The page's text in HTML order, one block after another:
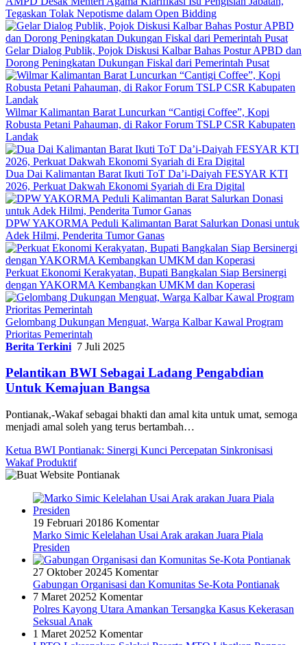
Tegaskan Tolak Nepotisme dalam Open Bidding
Gelar Dialog Publik, Pojok Diskusi Kalbar Bahas Postur APBD dan
Dorong Peningkatan Dukungan Fiskal dari Pemerintah Pusat
Wilmar Kalimantan Barat Luncurkan “Cantigi Coffee”, Kopi
Robusta Petani Pahauman, di Rakor Forum TSLP CSR Kabupaten
Landak
Dua Dai Kalimantan Barat Ikuti ToT Da’i-Daiyah FESYAR KTI
2026, Perkuat Dakwah Ekonomi Syariah di Era Digital
DPW YAKORMA Peduli Kalimantan Barat Salurkan Donasi untuk
Adek Hilmi, Penderita Tumor Ganas
Perkuat Ekonomi Kerakyatan, Bupati Bangkalan Siap Bersinergi
dengan YAKORMA Kembangkan UMKM dan Koperasi
Gelombang Dukungan Menguat, Warga Kalbar Kawal Program
Prioritas Pemerintah
Berita Terkini 7 Juli 2025
Pelantikan BWI Sebagai Ladang Pengabdian
Untuk Kemajuan Bangsa
Pontianak,-Wakaf sebagai bhakti dan amal kita untuk umat, semoga
menjadi amal soleh yang terus bertambah…
Ketua BWI Pontianak: Sinergi Kunci Percepatan Sinkronisasi
Wakaf Produktif
19 Februari 20186 Komentar
Marko Simic Kelelahan Usai Arak arakan Juara Piala
Presiden
27 Oktober 20245 Komentar
Gabungan Organisasi dan Komunitas Se-Kota Pontianak
7 Maret 20252 Komentar
Polres Kayong Utara Amankan Tersangka Kasus Kekerasan
Seksual Anak
1 Maret 20252 Komentar